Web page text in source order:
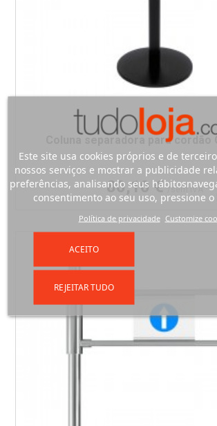
Coluna separadora para cordão
Preço
80,10 € /sem IVA
Este site usa cookies próprios e de
nossos serviços e mostrar a publicidade
preferências, analisando seus
consentimento ao seu uso, pressione o
Política de privacidade Customize
REJEITAR TUDO
ACEITO